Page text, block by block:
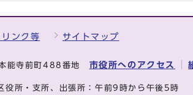
ンク等 サイトマップ
能寺前町488番地 市役所へのアクセス
役所・支所、出張所：午前9時から午後5時